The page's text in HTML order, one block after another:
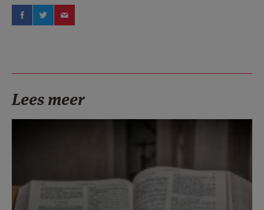
Lees meer